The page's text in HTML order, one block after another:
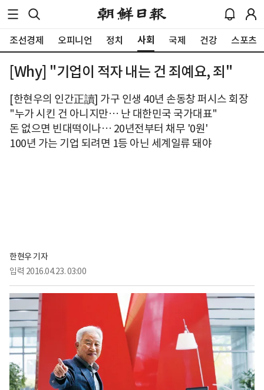
조선경제 오피니언 정치 사회 국제 건강 스포츠
[Why] "기업이 적자 내는 건 죄예요, 죄"
[한현우의 인간正讀] 가구 인생 40년 손동창 퍼시스 회장
"누가 시킨 건 아니지만… 난 대한민국 국가대표"
돈 없으면 빈대떡이나… 20년전부터 채무 '0원'
100년 가는 기업 되려면 1등 아닌 세계일류 돼야
한현우 기자
입력 2016.04.23. 03:00